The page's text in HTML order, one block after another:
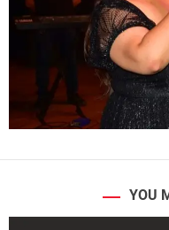
YOU